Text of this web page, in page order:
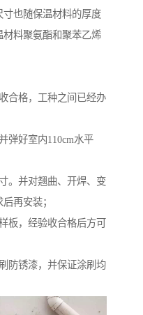
也随保温材料的厚度
料聚氨酯和聚苯乙烯
合格，工种之间已经办
弹好室内110cm水平
。并对翘曲、开焊、变
再安装；
板，经验收合格后方可
防锈漆，并保证涂刷均